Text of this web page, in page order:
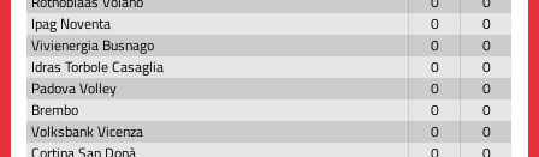
Ipag Noventa
0
0
Vivienergia Busnago
0
0
Idras Torbole Casaglia
0
0
Padova Volley
0
0
Brembo
0
0
Volksbank Vicenza
0
0